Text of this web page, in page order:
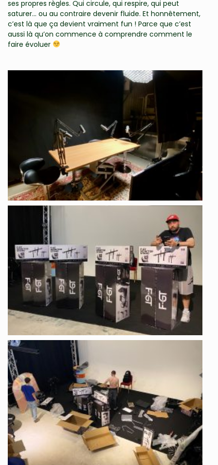
ses propres règles. Qui circule, qui respire, qui peut
saturer… ou au contraire devenir fluide. Et honnêtement,
c’est là que ça devient vraiment fun ! Parce que c’est
aussi là qu’on commence à comprendre comment le
faire évoluer